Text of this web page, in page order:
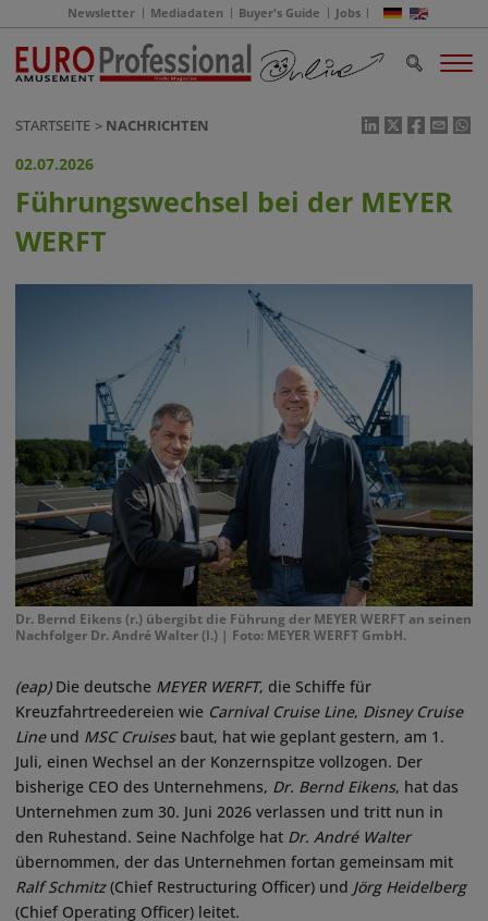
Newsletter Mediadaten Buyer's Guide Jobs
STARTSEITE NACHRICHTEN
02.07.2026
Führungswechsel bei der MEYER
WERFT
Dr. Bernd Eikens (r.) übergibt die Führung der MEYER WERFT an seinen
Nachfolger Dr. André Walter (l.) | Foto: MEYER WERFT GmbH.
(eap)Die deutsche MEYER WERFT, die Schiffe für
Kreuzfahrtreedereien wie Carnival Cruise Line, Disney Cruise
Lineund MSC Cruisesbaut, hat wie geplant gestern, am 1.
Juli, einen Wechsel an der Konzernspitze vollzogen. Der
bisherige CEO des Unternehmens, Dr. Bernd Eikens, hat das
Unternehmen zum 30. Juni 2026 verlassen und tritt nun in
den Ruhestand. Seine Nachfolge hat Dr. André Walter
übernommen, der das Unternehmen fortan gemeinsam mit
Ralf Schmitz(Chief Restructuring Officer) und Jörg Heidelberg
(Chief Operating Officer) leitet.